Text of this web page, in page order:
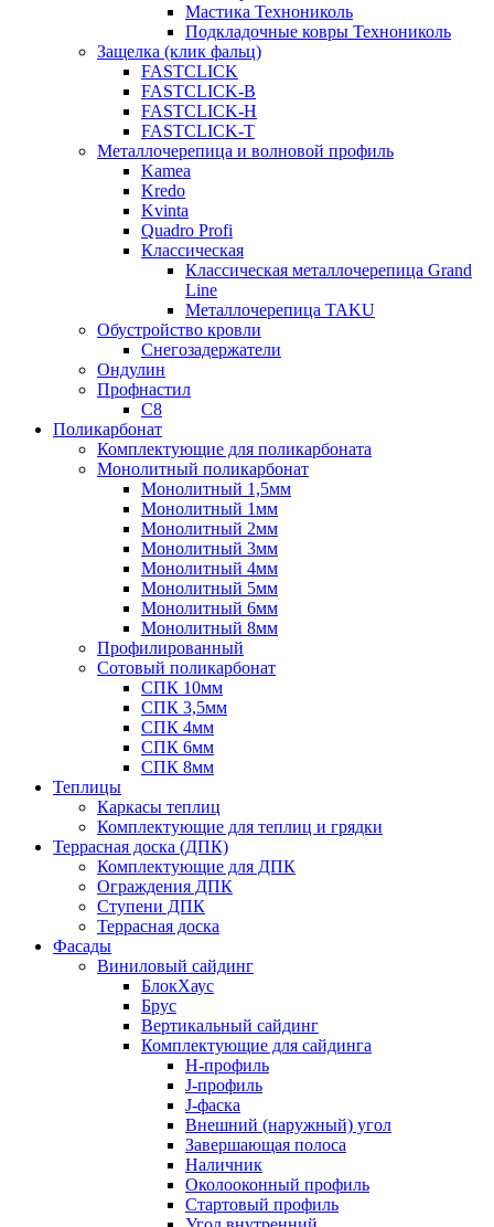
Мастика Технониколь
Подкладочные ковры Технониколь
Защелка (клик фальц)
FASTCLICK
FASTCLICK-B
FASTCLICK-H
FASTCLICK-T
Металлочерепица и волновой профиль
Kamea
Kredo
Kvinta
Quadro Profi
Классическая
Классическая металлочерепица Grand
Line
Металлочерепица TAKU
Обустройство кровли
Снегозадержатели
Ондулин
Профнастил
С8
Поликарбонат
Комплектующие для поликарбоната
Монолитный поликарбонат
Монолитный 1,5мм
Монолитный 1мм
Монолитный 2мм
Монолитный 3мм
Монолитный 4мм
Монолитный 5мм
Монолитный 6мм
Монолитный 8мм
Профилированный
Сотовый поликарбонат
СПК 10мм
СПК 3,5мм
СПК 4мм
СПК 6мм
СПК 8мм
Теплицы
Каркасы теплиц
Комплектующие для теплиц и грядки
Террасная доска (ДПК)
Комплектующие для ДПК
Ограждения ДПК
Ступени ДПК
Террасная доска
Фасады
Виниловый сайдинг
БлокХаус
Брус
Вертикальный сайдинг
Комплектующие для сайдинга
H-профиль
J-профиль
J-фаска
Внешний (наружный) угол
Завершающая полоса
Наличник
Околооконный профиль
Стартовый профиль